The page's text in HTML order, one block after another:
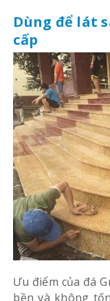
Dùng để lát
cấp
Ưu điểm của đá
bền và không